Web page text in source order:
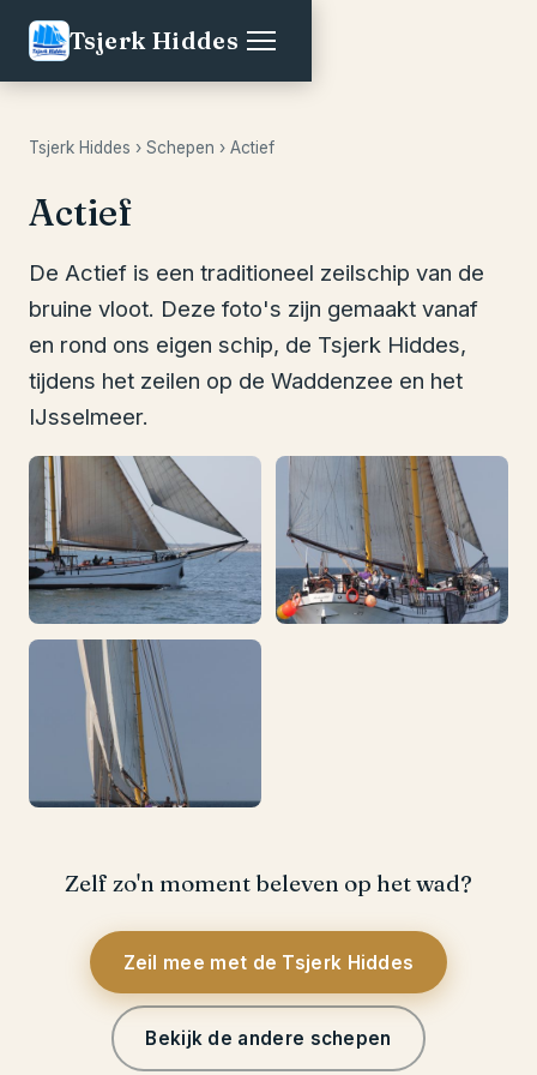
Tsjerk Hiddes
Tsjerk Hiddes › Schepen › Actief
Actief
De Actief is een traditioneel zeilschip van de
bruine vloot. Deze foto's zijn gemaakt vanaf
en rond ons eigen schip, de Tsjerk Hiddes,
tijdens het zeilen op de Waddenzee en het
IJsselmeer.
Zelf zo'n moment beleven op het wad?
Zeil mee met de Tsjerk Hiddes
Bekijk de andere schepen